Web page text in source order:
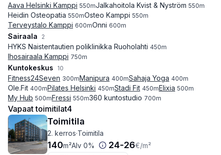
Aava Helsinki Kamppi 550mJalkahoitola Kvist & Nyström 550m
Heidin Osteopatia 550mOsteo Kamppi 550m
Terveystalo Kamppi 600mOnni 600m
Sairaala 2
HYKS Naistentautien poliklinikka Ruoholahti 450m
Ihosairaala Kamppi 750m
Kuntokeskus 10
Fitness24Seven 300mManipura 400mSahaja Yoga 400m
Ole.Fit 400mPilates Helsinki 450mStadi Fit 450mElixia 500m
My Hub 500mFressi 550m360 kuntostudio 700m
Vapaat toimitilat4
Toimitila
2. kerros·Toimitila
140m²Alv 0% 24-26€/m²